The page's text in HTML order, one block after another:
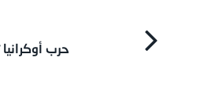
حرب